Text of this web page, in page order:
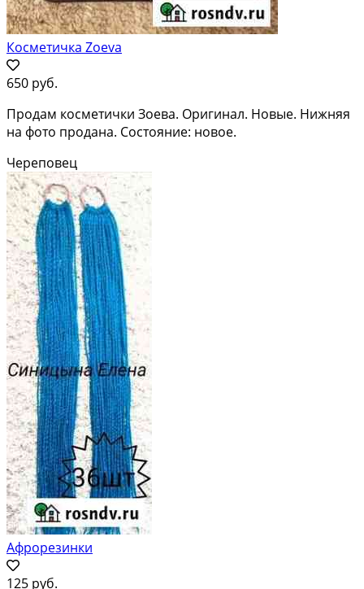
Косметичка Zoeva
650 руб.
Продам косметички Зоева. Оригинал. Новые. Нижняя
на фото продана. Состояние: новое.
Череповец
Афрорезинки
125 руб.